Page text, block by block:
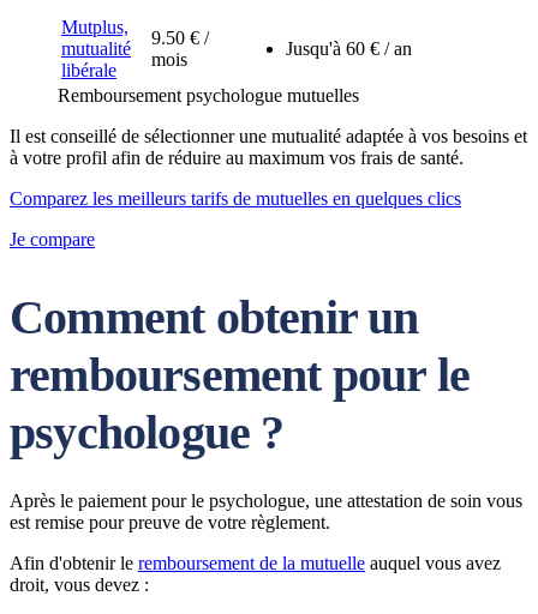
Mutplus,
mutualité
libérale
9.50 € /
mois
Jusqu'à 60 € / an
Remboursement psychologue mutuelles
Il est conseillé de sélectionner une mutualité adaptée à vos besoins et
à votre profil afin de réduire au maximum vos frais de santé.
Comparez les meilleurs tarifs de mutuelles en quelques clics
Je compare
Comment obtenir un
remboursement pour le
psychologue ?
Après le paiement pour le psychologue, une attestation de soin vous
est remise pour preuve de votre règlement.
Afin d'obtenir le remboursement de la mutuelle auquel vous avez
droit, vous devez :